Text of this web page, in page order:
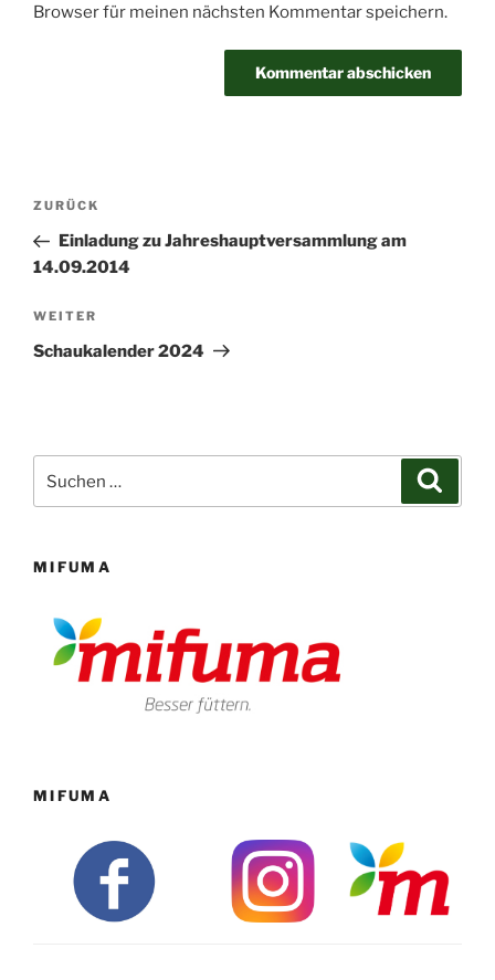
Browser für meinen nächsten Kommentar speichern.
Beitragsnavigation
Vorheriger
Beitrag
ZURÜCK
Einladung zu Jahreshauptversammlung am
14.09.2014
Nächster
Beitrag
WEITER
Schaukalender 2024
nach:
MIFUMA
MIFUMA